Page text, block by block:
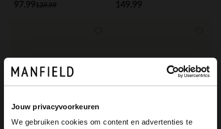
Jouw privacyvoorkeuren
We gebruiken cookies om content en advertenties te
139.99
97.99 149.99